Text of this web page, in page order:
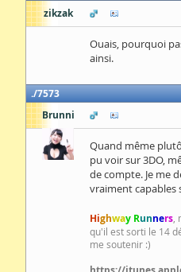
zikzak
Ouais, pourquoi
ainsi.
7573
Brunni
Quand même
pu voir sur 3DO,
de compte. Je me
vraiment capables
Highway Runners,
qu'il est sorti le 14
me soutenir :)